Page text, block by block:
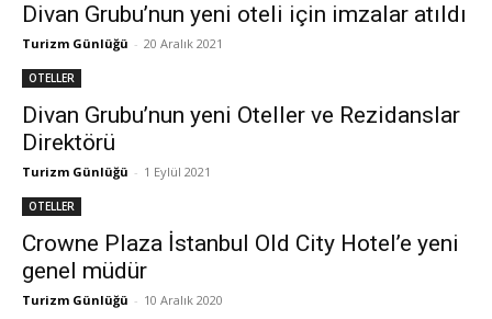
Divan Grubu’nun yeni oteli için imzalar atıldı
Turizm Günlüğü - 20 Aralık 2021
OTELLER
Divan Grubu’nun yeni Oteller ve Rezidanslar
Direktörü
Turizm Günlüğü - 1 Eylül 2021
OTELLER
Crowne Plaza İstanbul Old City Hotel’e yeni
genel müdür
Turizm Günlüğü - 10 Aralık 2020